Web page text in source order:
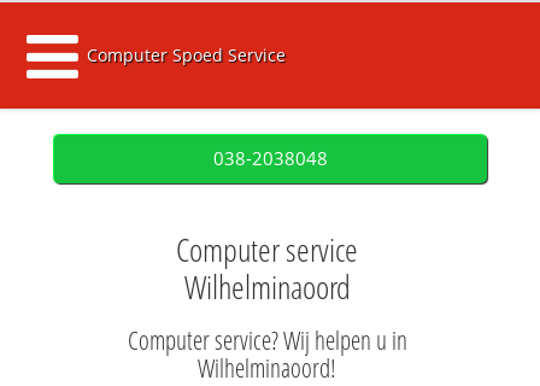
Computer Spoed Service
038-2038048
Computer service
Wilhelminaoord
Computer service? Wij helpen u in
Wilhelminaoord!